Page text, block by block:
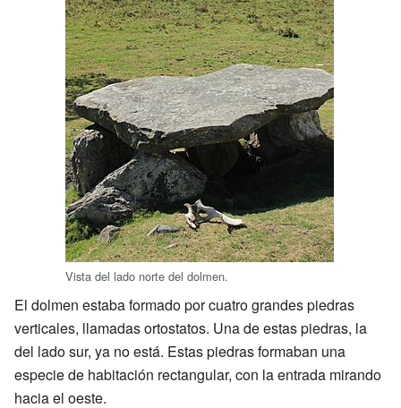
Vista del lado norte del dolmen.
El dolmen estaba formado por cuatro grandes piedras
verticales, llamadas ortostatos. Una de estas piedras, la
del lado sur, ya no está. Estas piedras formaban una
especie de habitación rectangular, con la entrada mirando
hacia el oeste.